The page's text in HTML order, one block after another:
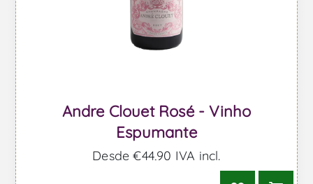
Andre Clouet Rosé - Vinho
Espumante
Desde €44,90 IVA incl.